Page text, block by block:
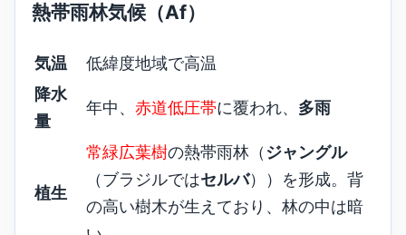
熱帯雨林気候（Af）
気温
低緯度地域で高温
降水
量
年中、 赤道低圧帯に覆われ、 多雨
植生
常緑広葉樹の熱帯雨林（ ジャングル
（ブラジルではセルバ））を形成。背
の高い樹木が生えており、林の中は暗